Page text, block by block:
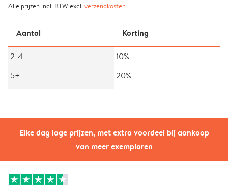
Elke dag lage prijzen, met extra voordeel bij aankoop
van meer exemplaren
Alle prijzen incl. BTW excl.verzendkosten
Aantal Korting
2-4
10%
5+
20%